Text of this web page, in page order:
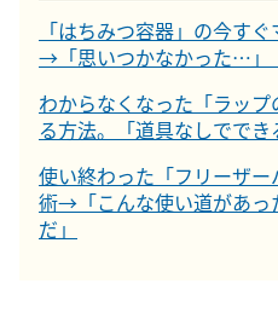
「はちみつ容器」の今す
→「思いつかなかった…」
わからなくなった「ラッ
る方法。「道具なしででき
使い終わった「フリーザ
術→「こんな使い道があっ
だ」